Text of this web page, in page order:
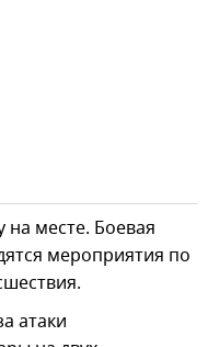
месте. Боевая
мероприятия по
атаки